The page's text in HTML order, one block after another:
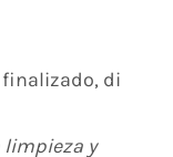
finalizado, di
limpieza y